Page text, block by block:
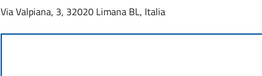
Via Valpiana, 3, 32020 Limana BL, Italia